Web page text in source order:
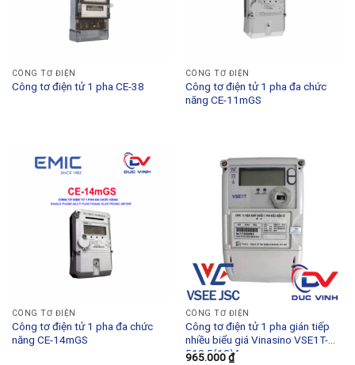
CÔNG TƠ ĐIỆN
Công tơ điện tử 1 pha CE-38
CÔNG TƠ ĐIỆN
Công tơ điện tử 1 pha đa chức
năng CE-11mGS
CÔNG TƠ ĐIỆN
Công tơ điện tử 1 pha đa chức
năng CE-14mGS
CÔNG TƠ ĐIỆN
Công tơ điện tử 1 pha gián tiếp
nhiều biểu giá Vinasino VSE1T-
510 5(10)A
965.000₫